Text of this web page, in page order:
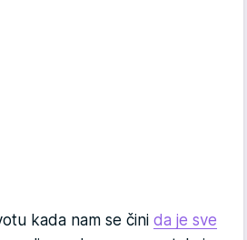
kada nam se čini da je sve